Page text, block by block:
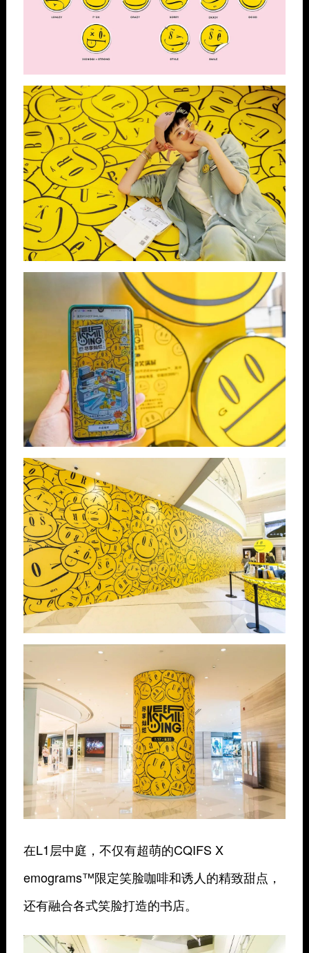
在L1层中庭，不仅有超萌的CQIFS X
emograms™限定笑脸咖啡和诱人的精致甜点，
还有融合各式笑脸打造的书店。